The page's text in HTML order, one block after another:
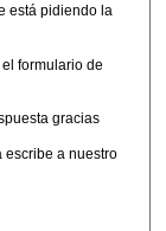
está pidiendo la
formulario de
gracias
escribe a nuestro